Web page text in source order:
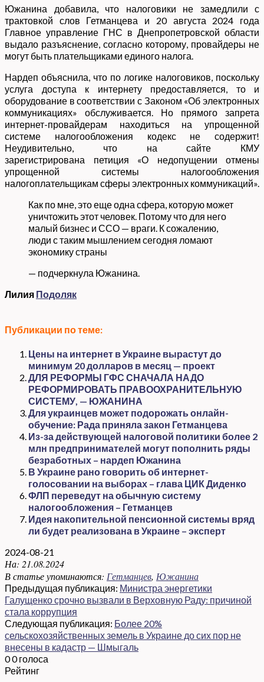
Южанина добавила, что налоговики не замедлили с
трактовкой слов Гетманцева и 20 августа 2024 года
Главное управление ГНС в Днепропетровской области
выдало разъяснение, согласно которому, провайдеры не
могут быть плательщиками единого налога.
Нардеп объяснила, что по логике налоговиков, поскольку
услуга доступа к интернету предоставляется, то и
оборудование в соответствии с Законом «Об электронных
коммуникациях» обслуживается. Но прямого запрета
интернет-провайдерам находиться на упрощенной
системе налогообложения кодекс не содержит!
Неудивительно, что на сайте КМУ
зарегистрирована петиция «О недопущении отмены
упрощенной системы налогообложения
налогоплательщикам сферы электронных коммуникаций».
Как по мне, это еще одна сфера, которую может
уничтожить этот человек. Потому что для него
малый бизнес и ССО — враги. К сожалению,
люди с таким мышлением сегодня ломают
экономику страны
— подчеркнула Южанина.
Лилия Подоляк
Публикации по теме:
Цены на интернет в Украине вырастут до
минимум 20 долларов в месяц — проект
ДЛЯ РЕФОРМЫ ГФС СНАЧАЛА НАДО
РЕФОРМИРОВАТЬ ПРАВООХРАНИТЕЛЬНУЮ
СИСТЕМУ, — ЮЖАНИНА
Для украинцев может подорожать онлайн-
обучение: Рада приняла закон Гетманцева
Из-за действующей налоговой политики более 2
млн предпринимателей могут пополнить ряды
безработных – нардеп Южанина
В Украине рано говорить об интернет-
голосовании на выборах – глава ЦИК Диденко
ФЛП переведут на обычную систему
налогообложения – Гетманцев
Идея накопительной пенсионной системы вряд
ли будет реализована в Украине – эксперт
2024-08-21
На: 21.08.2024
В статье упоминаются: Гетманцев, Южанина
Предыдущая публикация: Министра энергетики
Галущенко срочно вызвали в Верховную Раду: причиной
стала коррупция
Следующая публикация: Более 20%
сельскохозяйственных земель в Украине до сих пор не
внесены в кадастр — Шмыгаль
00 голоса
Рейтинг